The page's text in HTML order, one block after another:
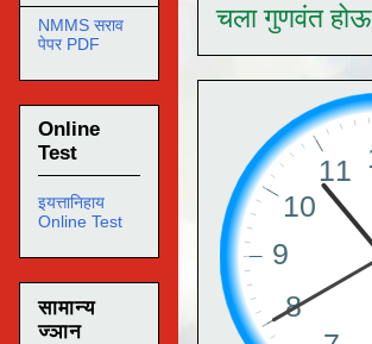
चला गुणवंत होऊ
NMMS सराव
पेपर PDF
Online
Test
इयत्तानिहाय
Online Test
सामान्य
ज्ञान